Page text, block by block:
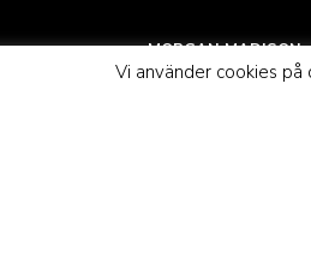
MORGAN MADISON
Vår vision är att ta
Vi använder cookies